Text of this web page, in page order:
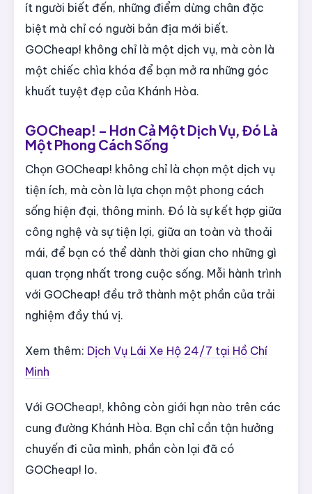
ít người biết đến, những điểm dừng chân đặc
biệt mà chỉ có người bản địa mới biết.
GOCheap! không chỉ là một dịch vụ, mà còn là
một chiếc chìa khóa để bạn mở ra những góc
khuất tuyệt đẹp của Khánh Hòa.
GOCheap! – Hơn Cả Một Dịch Vụ, Đó Là
Một Phong Cách Sống
Chọn GOCheap! không chỉ là chọn một dịch vụ
tiện ích, mà còn là lựa chọn một phong cách
sống hiện đại, thông minh. Đó là sự kết hợp giữa
công nghệ và sự tiện lợi, giữa an toàn và thoải
mái, để bạn có thể dành thời gian cho những gì
quan trọng nhất trong cuộc sống. Mỗi hành trình
với GOCheap! đều trở thành một phần của trải
nghiệm đầy thú vị.
Xem thêm: Dịch Vụ Lái Xe Hộ 24/7 tại Hồ Chí
Minh
Với GOCheap!, không còn giới hạn nào trên các
cung đường Khánh Hòa. Bạn chỉ cần tận hưởng
chuyến đi của mình, phần còn lại đã có
GOCheap! lo.